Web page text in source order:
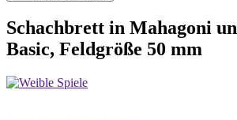
Schachbrett in Mahagoni
Basic, Feldgröße 50 mm